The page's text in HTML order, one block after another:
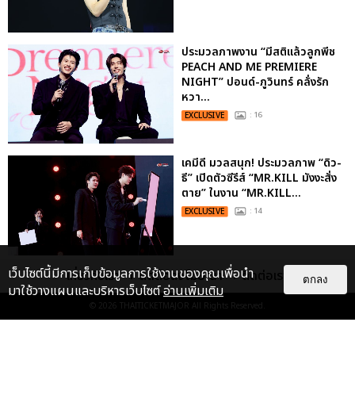
ประมวลภาพงาน “มีสติแล้วลูกพีช
PEACH AND ME PREMIERE
NIGHT” ปอนด์-ภูวินทร์ คลั่งรัก
หวา...
EXCLUSIVE : 16
เคมีดี มวลสนุก! ประมวลภาพ “ดิว-
ธี” เปิดตัวซีรีส์ “MR.KILL มังงะสั่ง
ตาย” ในงาน “MR.KILL...
EXCLUSIVE : 14
“ช่วงเวลาที่ไม่ได้เจอกันพิสูจน์แล้วว่า
รักแท้จะไม่มีวันจางหาย” ประมวล
ภาพ JAEHYUN กับแฟน...
EXCLUSIVE : 10
เกี่ยวกับเรา ติดต่อลงโฆษณา ติดต่อเรา
© 2026 THAITICKETMAJOR All Rights Reserved.
เว็บไซต์นี้มีการเก็บข้อมูลการใช้งานของคุณเพื่อนำ
มาใช้วางแผนและบริหารเว็บไซต์อ่านเพิ่มเติม
ตกลง